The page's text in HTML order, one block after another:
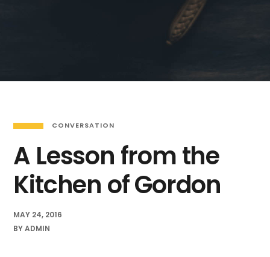
CONVERSATION
A Lesson from the
Kitchen of Gordon
MAY 24, 2016
BYADMIN